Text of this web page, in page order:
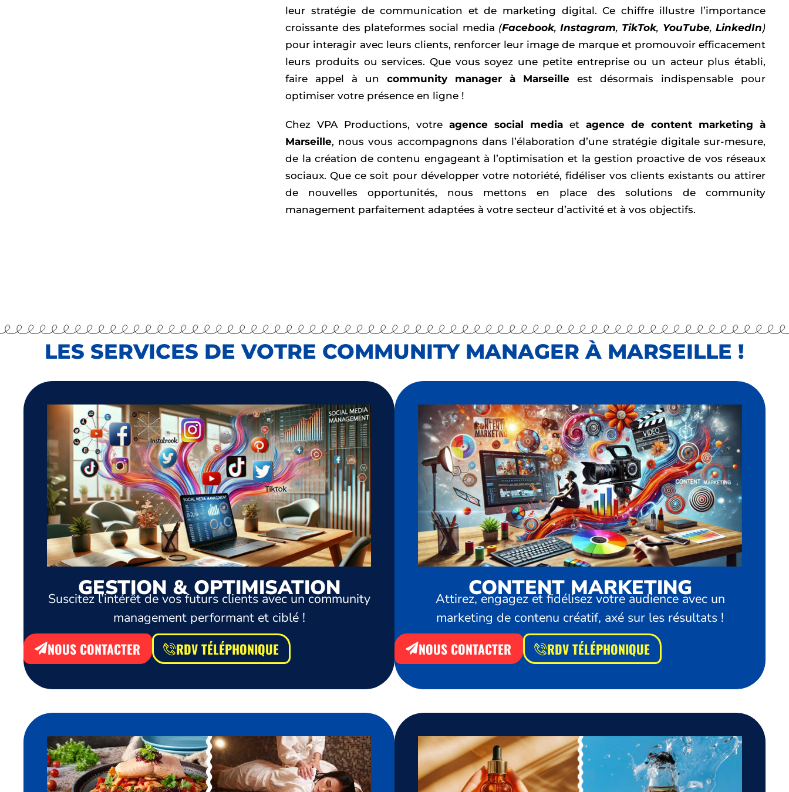
leur stratégie de communication et de marketing digital. Ce chiffre illustre l’importance
croissante des plateformes social media (Facebook,Instagram, TikTok, YouTube, LinkedIn)
pour interagir avec leurs clients, renforcer leur image de marque et promouvoir efficacement
leurs produits ou services. Que vous soyez une petite entreprise ou un acteur plus établi,
faire appel à uncommunity manager à Marseille est désormais indispensable pour
optimiser votre présence en ligne !
Chez VPA Productions, votreagence social media etagence de content marketing à
Marseille, nous vous accompagnons dans l’élaboration d’une stratégie digitale sur-mesure,
de la création de contenu engageant à l’optimisation et la gestion proactive de vos réseaux
sociaux. Que ce soit pour développer votre notoriété, fidéliser vos clients existants ou attirer
de nouvelles opportunités, nous mettons en place des solutions de community
management parfaitement adaptées à votre secteur d’activité et à vos objectifs.
LES SERVICES DE VOTRE COMMUNITY MANAGER À MARSEILLE !
GESTION & OPTIMISATION
Suscitez l’intérêt de vos futurs clients avec un community
management performant et ciblé !
NOUS CONTACTER RDV TÉLÉPHONIQUE
CONTENT MARKETING
Attirez, engagez et fidélisez votre audience avec un
marketing de contenu créatif, axé sur les résultats !
NOUS CONTACTER RDV TÉLÉPHONIQUE